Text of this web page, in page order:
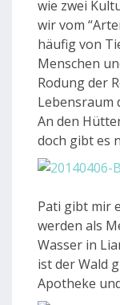
wie zwei
wir vom
häufig von
Menschen
Rodung der
Lebensraum
An den
doch gibt es
Pati gibt mir
werden als
Wasser in
ist der Wald
Apotheke